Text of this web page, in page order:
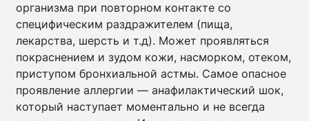
организма при повторном контакте со
специфическим раздражителем (пища,
лекарства, шерсть и т.д). Может проявляться
покраснением и зудом кожи, насморком, отеком,
приступом бронхиальной астмы. Самое опасное
проявление аллергии — анафилактический шок,
который наступает моментально и не всегда